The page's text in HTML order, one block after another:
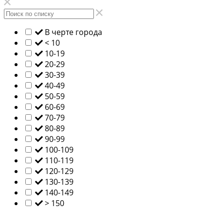
В черте города
< 10
10-19
20-29
30-39
40-49
50-59
60-69
70-79
80-89
90-99
100-109
110-119
120-129
130-139
140-149
> 150